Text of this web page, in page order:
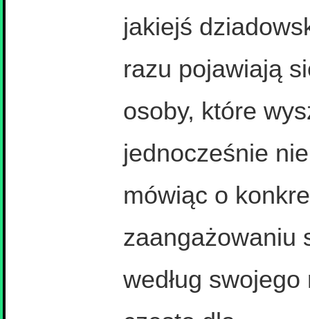
jakiejś
razu pojawiają
osoby, które
jednocześnie
mówiąc o
zaangażowaniu
według